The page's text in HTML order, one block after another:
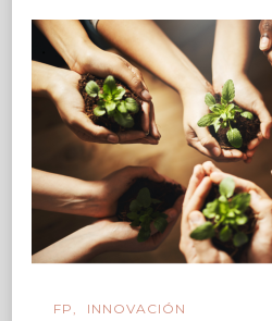
FP INNOVACIÓN